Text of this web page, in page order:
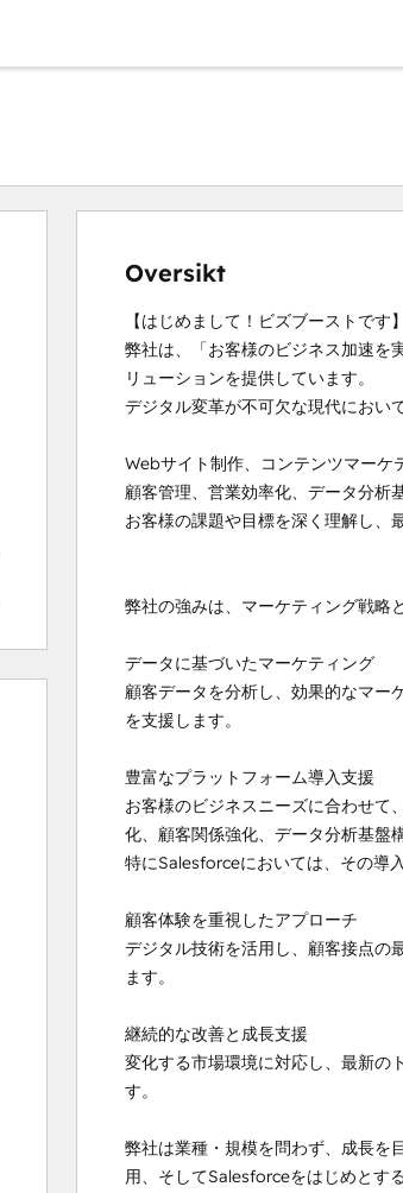
Oversikt
【はじめまして！ビズブーストです】
弊社は、「お客様のビジネス加速を
リューションを提供しています。
デジタル変革が不可欠な現代におい
Webサイト制作、コンテンツマーケ
顧客管理、営業効率化、データ分析
お客様の課題や目標を深く理解し、
弊社の強みは、マーケティング戦略
データに基づいたマーケティング
顧客データを分析し、効果的なマー
を支援します。
豊富なプラットフォーム導入支援
お客様のビジネスニーズに合わせて
化、顧客関係強化、データ分析基盤
特にSalesforceにおいては、その導
顧客体験を重視したアプローチ
デジタル技術を活用し、顧客接点の
ます。
継続的な改善と成長支援
変化する市場環境に対応し、最新の
す。
弊社は業種・規模を問わず、成長を
用、そしてSalesforceをはじめとす